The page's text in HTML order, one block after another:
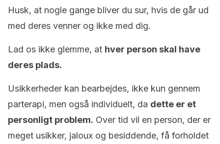
Husk, at nogle gange bliver du sur, hvis de går ud
med deres venner og ikke med dig.
Lad os ikke glemme, at hver person skal have
deres plads.
Usikkerheder kan bearbejdes, ikke kun gennem
parterapi, men også individuelt, da dette er et
personligt problem. Over tid vil en person, der er
meget usikker, jaloux og besiddende, få forholdet